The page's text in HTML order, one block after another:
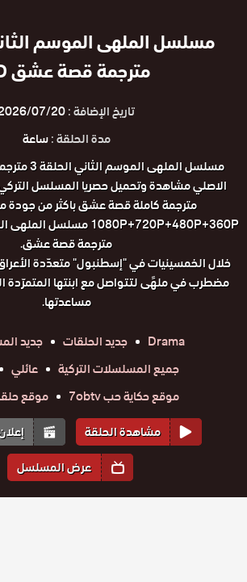
مترجمة قصة عشق HD
تاريخ الإضافة :07/20
مدة الحلقة :ساعة
مسلسل
مترجمة كاملة قصة عشق باكثر من جودة
مترجمة قصة عشق.
خلال الخمسينيات في "إسطنبول" متعدّدة
مضطرب في ملهًى لتتواصل مع ابنتها المتمرّدة
مساعدتها.
Drama
جديد الحلقات
جديد
جميع المسلسلات التركية
عائلي
موقع حكاية حب 7obtv
موقع
مشاهدة الحلقة
عرض المسلسل